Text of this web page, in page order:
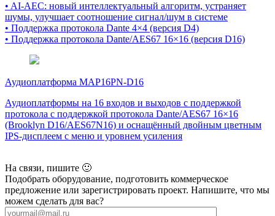
• AI-AEC: новый интеллектуальный алгоритм, устраняет
шумы, улучшает соотношение сигнал/шум в системе
• Поддержка протокола Dante 4×4 (версия D4)
• Поддержка протокола Dante/AES67 16×16 (версия D16)
Аудиоплатформа MAP16PN-D16
Аудиоплатформы на 16 входов и выходов с поддержкой
протокола с поддержкой протокола Dante/AES67 16×16
(Brooklyn D16/AES67N16) и оснащённый двойным цветным
IPS-дисплеем с меню и уровнем усиления
На связи, пишите 🙂
Подобрать оборудование, подготовить коммерческое
предложение или зарегистрировать проект. Напишите, что мы
можем сделать для вас?